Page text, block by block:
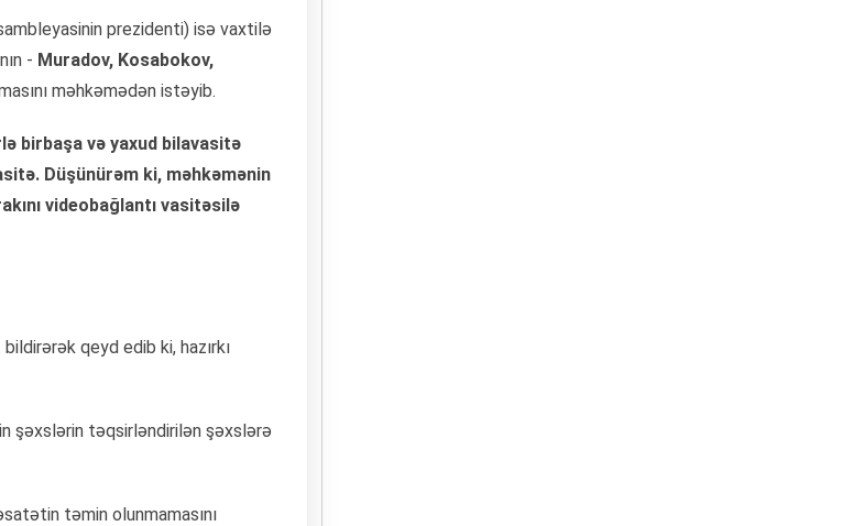
prezidenti) isə vaxtilə
- Muradov, Kosabokov,
məhkəmədən istəyib.
birbaşa və yaxud bilavasitə
Düşünürəm ki, məhkəmənin
videobağlantı vasitəsilə
qeyd edib ki, hazırkı
şəxslərin təqsirləndirilən şəxslərə
təmin olunmamasını